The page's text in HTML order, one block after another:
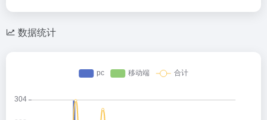
数据统计